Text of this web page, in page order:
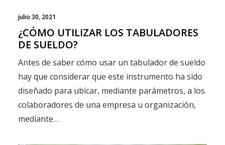
julio 30, 2021
¿CÓMO UTILIZAR LOS TABULADORES
DE SUELDO?
Antes de saber cómo usar un tabulador de sueldo
hay que considerar que este instrumento ha sido
diseñado para ubicar, mediante parámetros, a los
colaboradores de una empresa u organización,
mediante…